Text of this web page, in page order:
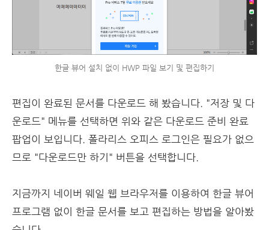
한글 뷰어 설치 없이 HWP 파일 보기 및 편집하기
편집이 완료된 문서를 다운로드 해 봤습니다. "저장 및 다
운로드" 메뉴를 선택하면 위와 같은 다운로드 준비 완료
팝업이 보입니다. 폴라리스 오피스 로그인은 필요가 없으
므로 "다운로드만 하기" 버튼을 선택합니다.
지금까지 네이버 웨일 웹 브라우저를 이용하여 한글 뷰어
프로그램 없이 한글 문서를 보고 편집하는 방법을 알아봤